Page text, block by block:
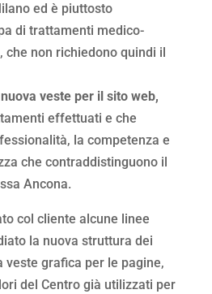
ed è piuttosto
di trattamenti medico-
non richiedono quindi il
veste per il sito web,
effettuati e che
la competenza e
che contraddistinguono il
Ancona.
col cliente alcune linee
la nuova struttura dei
veste grafica per le pagine,
del Centro già utilizzati per